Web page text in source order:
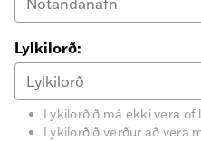
Lylkilorð:
Lykilorðið má ekki vera
Lykilorðið verður að vera